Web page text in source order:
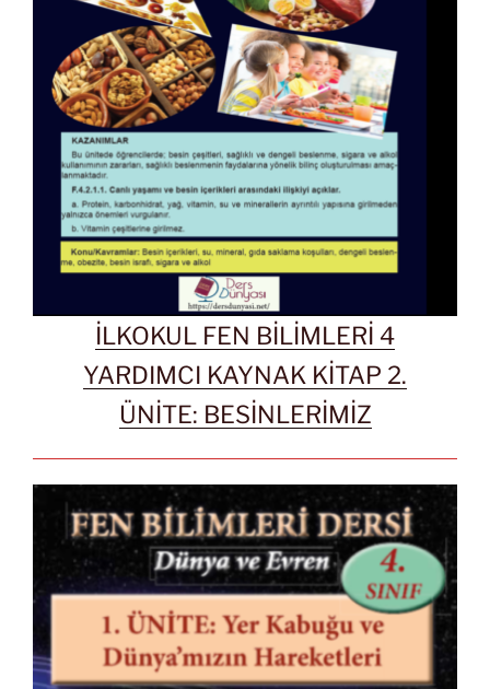
İLKOKUL FEN BİLİMLERİ 4
YARDIMCI KAYNAK KİTAP 2.
ÜNİTE: BESİNLERİMİZ